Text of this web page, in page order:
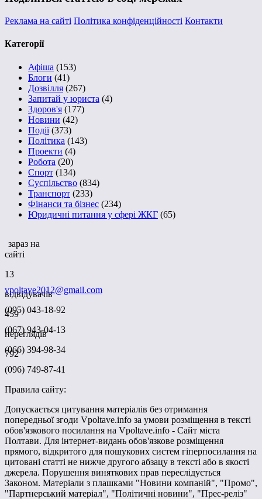
Реклама на сайті Політика конфіденційності Контакти
Категорії
Афіша (153)
Блоги (41)
Дозвілля (267)
Запитай у юриста (4)
Здоров'я (177)
Новини (42)
Події(373)
Політика (143)
Проекти (4)
Робота (20)
Спорт (134)
Суспільство (834)
Транспорт (233)
Фінанси та бізнес (234)
Юридичні питання у сфері ЖКГ (65)
зараз на
сайті
13
відвідувачів
459
переглядів
792
vpoltave2012@gmail.com
(095) 043-18-92
(067) 943-04-13
(066) 394-98-34
(096) 749-87-41
Правила сайту:
Допускається цитування матеріалів без отримання
попередньої згоди Vpoltave.info за умови розміщення в тексті
обов'язкового посилання на Vpoltave.info - Сайт міста
Полтави. Для інтернет-видань обов'язкове розміщення
прямого, відкритого для пошукових систем гіперпосилання на
цитовані статті не нижче другого абзацу в тексті або в якості
джерела. Порушення виняткових прав переслідується
Законом. Матеріали з плашками "Новини компаній", "Промо",
"Партнерський матеріал", "Політичні новини", "Прес-реліз"